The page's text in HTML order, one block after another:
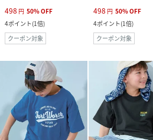
498 円 50%OFF
4ポイント(1倍)
クーポン対象
498 円 50%OFF
4ポイント(1倍)
クーポン対象